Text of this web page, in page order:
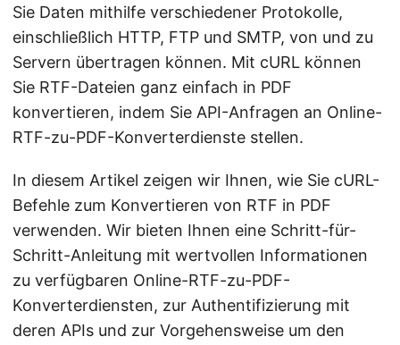
Sie Daten mithilfe verschiedener Protokolle,
einschließlich HTTP, FTP und SMTP, von und zu
Servern übertragen können. Mit cURL können
Sie RTF-Dateien ganz einfach in PDF
konvertieren, indem Sie API-Anfragen an Online-
RTF-zu-PDF-Konverterdienste stellen.
In diesem Artikel zeigen wir Ihnen, wie Sie cURL-
Befehle zum Konvertieren von RTF in PDF
verwenden. Wir bieten Ihnen eine Schritt-für-
Schritt-Anleitung mit wertvollen Informationen
zu verfügbaren Online-RTF-zu-PDF-
Konverterdiensten, zur Authentifizierung mit
deren APIs und zur Vorgehensweise um den